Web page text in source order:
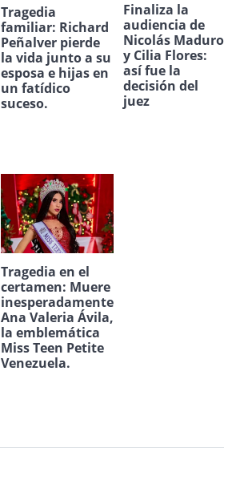
Tragedia
familiar: Richard
Peñalver pierde
la vida junto a su
esposa e hijas en
un fatídico
suceso.
Finaliza la
audiencia de
Nicolás Maduro
y Cilia Flores:
así fue la
decisión del
juez
Tragedia en el
certamen: Muere
inesperadamente
Ana Valeria Ávila,
la emblemática
Miss Teen Petite
Venezuela.